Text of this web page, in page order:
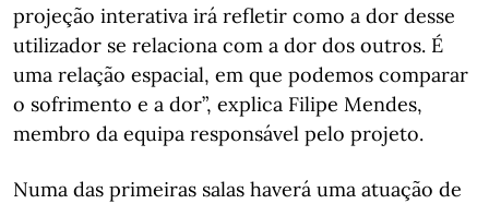
projeção interativa irá refletir como a dor desse
utilizador se relaciona com a dor dos outros. É
uma relação espacial, em que podemos comparar
o sofrimento e a dor”, explica Filipe Mendes,
membro da equipa responsável pelo projeto.
Numa das primeiras salas haverá uma atuação de